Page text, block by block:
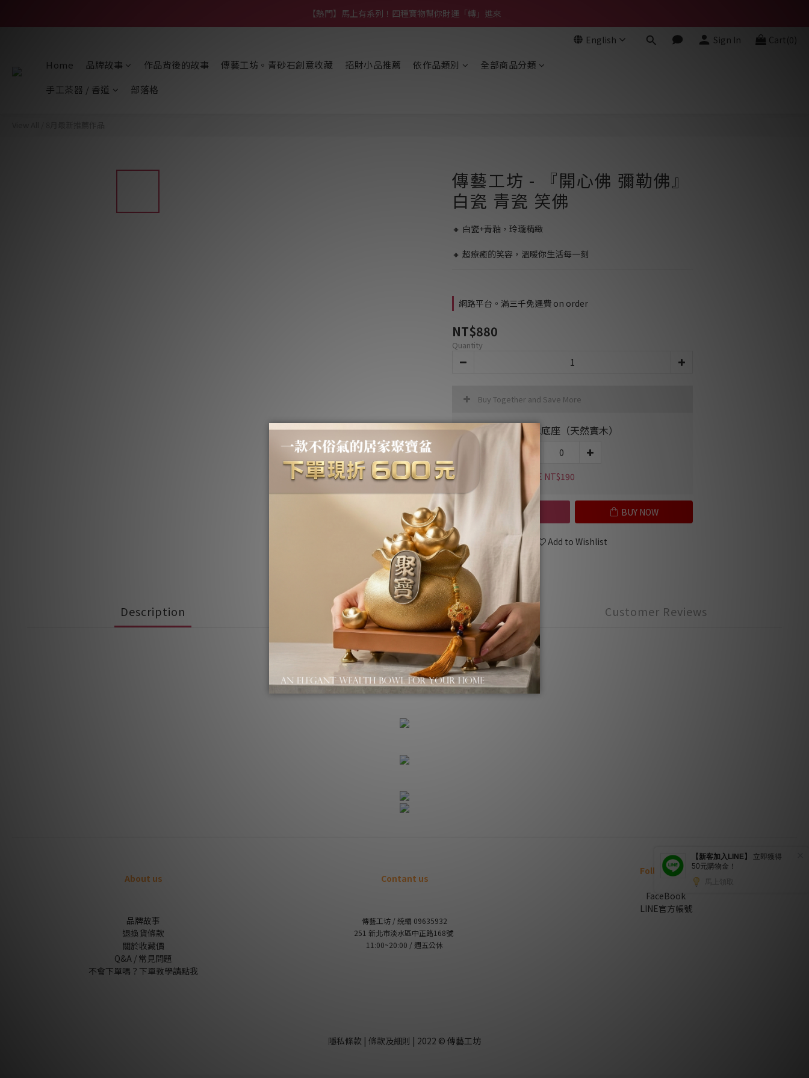
【熱門】馬上有系列！四種寶物幫你財運「轉」進來
【熱門】馬上有系列！四種寶物幫你財運「轉」進來
【熱門】馬上有系列！四種寶物幫你財運「轉」進來
English Sign In Cart(0)
Home 品牌故事 作品背後的故事 傳藝工坊。青砂石創意收藏 招財小品推薦 依作品類別
全部商品分類
手工茶器 / 香道
部落格
傳藝工坊 - 『開心佛 彌勒佛』
白瓷 青瓷 笑佛
🔸 白瓷+青釉，玲瓏精緻
🔸 超療癒的笑容，溫暖你生活每一刻
網路平台。滿三千免運費 on order
NT$880
Quantity
Buy Together and Save More
實木底座（天然實木）
SALE NT$190
ADD TO CART BUY NOW
Add to Wishlist
Description Shipping & Payment Customer Reviews
Description
About us
品牌故事
退換貨條款
關於收藏價
Q&A / 常見問題
不會下單嗎？下單教學請點我
Contant us
傳藝工坊 / 統編 09635932
251 新北市淡水區中正路168號
11:00~20:00 / 週五公休
Follow us on
FaceBook
LINE官方帳號
隱私條款 | 條款及細則 | 2022 © 傳藝工坊